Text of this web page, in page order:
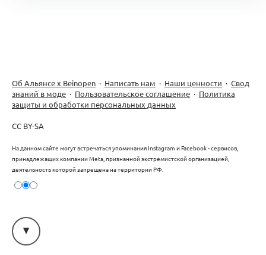
Об Альянсе х Beinopen · Написать нам · Наши ценности · Свод
знаний в моде · Пользовательское соглашение · Политика
защиты и обработки персональных данных
CC BY-SA
На данном сайте могут встречаться упоминания Instagram и Facebook - сервисов,
принадлежащих компании Meta, признанной экстремистской организацией,
деятельность которой запрещена на территории РФ.